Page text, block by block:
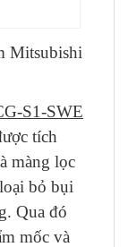
Mitsubishi
S1-SWE
tích
màng lọc
bỏ bụi
Qua đó
mốc và